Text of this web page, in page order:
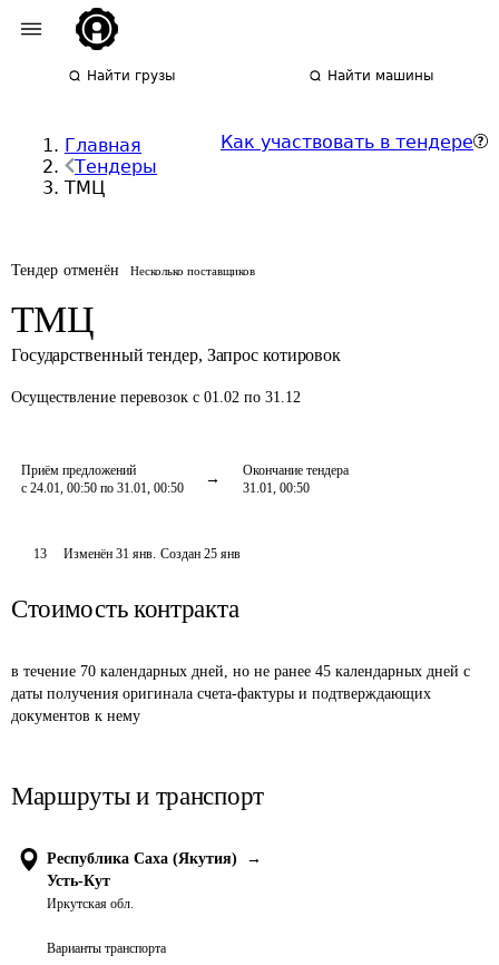
Найти грузы Найти машины
Главная
Тендеры
ТМЦ
Как участвовать в тендере
Тендер отменён Несколько поставщиков
ТМЦ
Государственный тендер, Запрос котировок
Осуществление перевозок с 01.02 по 31.12
Приём предложений
с 24.01, 00:50 по 31.01, 00:50
Окончание тендера
31.01, 00:50
13 Изменён31 янв. Создан 25 янв
Стоимость контракта
в течение 70 календарных дней, но не ранее 45 календарных дней с
даты получения оригинала счета-фактуры и подтверждающих
документов к нему
Маршруты и транспорт
Республика Саха (Якутия)
→
Усть-Кут
Иркутская обл.
Варианты транспорта